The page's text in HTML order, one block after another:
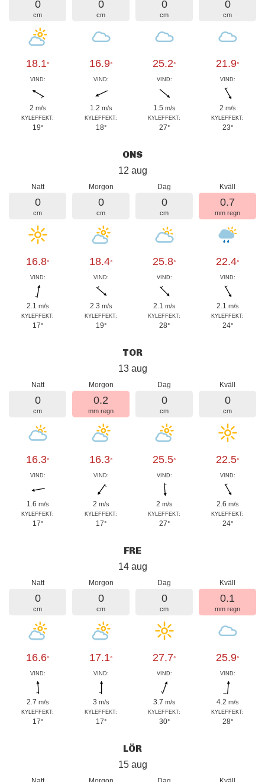
0
cm
18.1°
VIND:
2 m/s
KYLEFFEKT:
19°
0
cm
16.9°
VIND:
1.2 m/s
KYLEFFEKT:
18°
0
cm
25.2°
VIND:
1.5 m/s
KYLEFFEKT:
27°
0
cm
21.9°
VIND:
2 m/s
KYLEFFEKT:
23°
ONS
12 aug
Natt
0
cm
16.8°
VIND:
2.1 m/s
KYLEFFEKT:
17°
Morgon
0
cm
18.4°
VIND:
2.3 m/s
KYLEFFEKT:
19°
Dag
0
cm
25.8°
VIND:
2.1 m/s
KYLEFFEKT:
28°
Kväll
0.7
mm regn
22.4°
VIND:
2.1 m/s
KYLEFFEKT:
24°
TOR
13 aug
Natt
0
cm
16.3°
VIND:
1.6 m/s
KYLEFFEKT:
17°
Morgon
0.2
mm regn
16.3°
VIND:
2 m/s
KYLEFFEKT:
17°
Dag
0
cm
25.5°
VIND:
2 m/s
KYLEFFEKT:
27°
Kväll
0
cm
22.5°
VIND:
2.6 m/s
KYLEFFEKT:
24°
FRE
14 aug
Natt
0
cm
16.6°
VIND:
2.7 m/s
KYLEFFEKT:
17°
Morgon
0
cm
17.1°
VIND:
3 m/s
KYLEFFEKT:
17°
Dag
0
cm
27.7°
VIND:
3.7 m/s
KYLEFFEKT:
30°
Kväll
0.1
mm regn
25.9°
VIND:
4.2 m/s
KYLEFFEKT:
28°
LÖR
15 aug